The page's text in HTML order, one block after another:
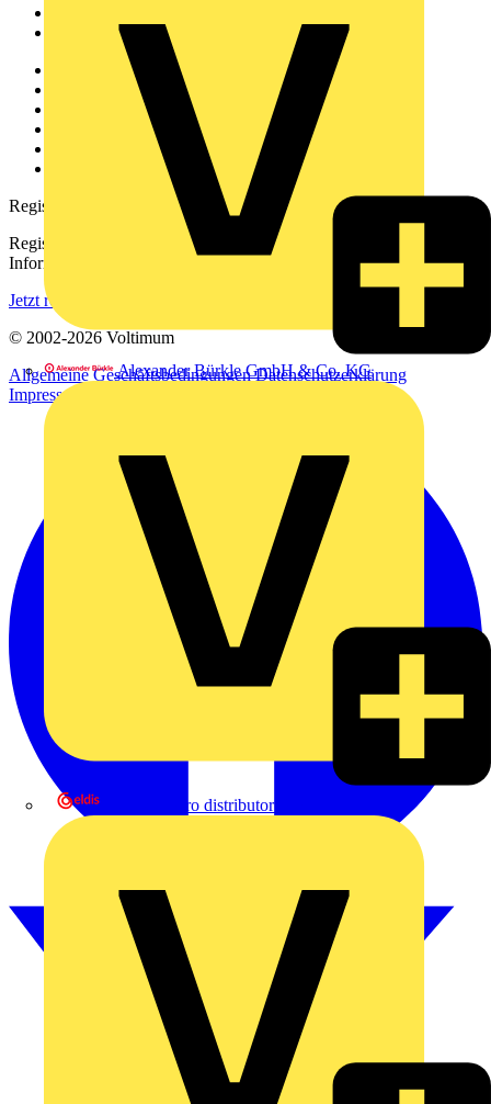
Alexander Bürkle GmbH & Co. KG
eldis electro distributor GmbH
Voltimum+
Weitere Links
Downloadbereich (PDFs)
Häufig gestellte Fragen
Registrierung
Registrieren Sie sich kostenlos und erhalten Sie stets aktuelle
Informationen aus der Elektroindustrie.
Jetzt registrieren
© 2002-2026 Voltimum
Allgemeine GeschäftsbedingungenDatenschutzerklärung
Impressum